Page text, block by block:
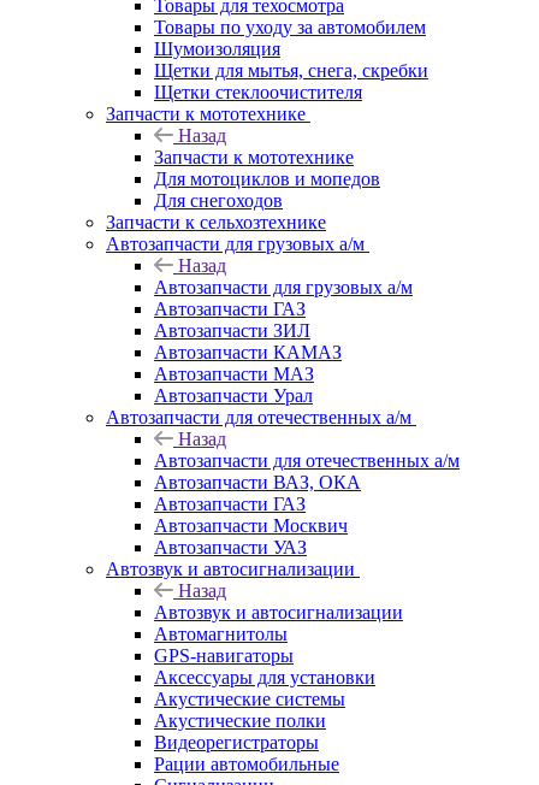
Товары для техосмотра
Товары по уходу за автомобилем
Шумоизоляция
Щетки для мытья, снега, скребки
Щетки стеклоочистителя
Запчасти к мототехнике
Назад
Запчасти к мототехнике
Для мотоциклов и мопедов
Для снегоходов
Запчасти к сельхозтехнике
Автозапчасти для грузовых а/м
Назад
Автозапчасти для грузовых а/м
Автозапчасти ГАЗ
Автозапчасти ЗИЛ
Автозапчасти КАМАЗ
Автозапчасти МАЗ
Автозапчасти Урал
Автозапчасти для отечественных а/м
Назад
Автозапчасти для отечественных а/м
Автозапчасти ВАЗ, ОКА
Автозапчасти ГАЗ
Автозапчасти Москвич
Автозапчасти УАЗ
Автозвук и автосигнализации
Назад
Автозвук и автосигнализации
Автомагнитолы
GPS-навигаторы
Аксессуары для установки
Акустические системы
Акустические полки
Видеорегистраторы
Рации автомобильные